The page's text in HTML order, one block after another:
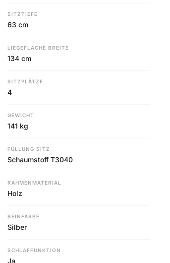
SITZTIEFE
63 cm
LIEGEFLÄCHE BREITE
134 cm
SITZPLÄTZE
4
GEWICHT
141 kg
FÜLLUNG SITZ
Schaumstoff T3040
RAHMENMATERIAL
Holz
BEINFARBE
Silber
SCHLAFFUNKTION
Ja